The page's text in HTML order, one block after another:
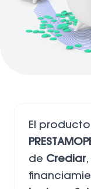
El
de Crediar,